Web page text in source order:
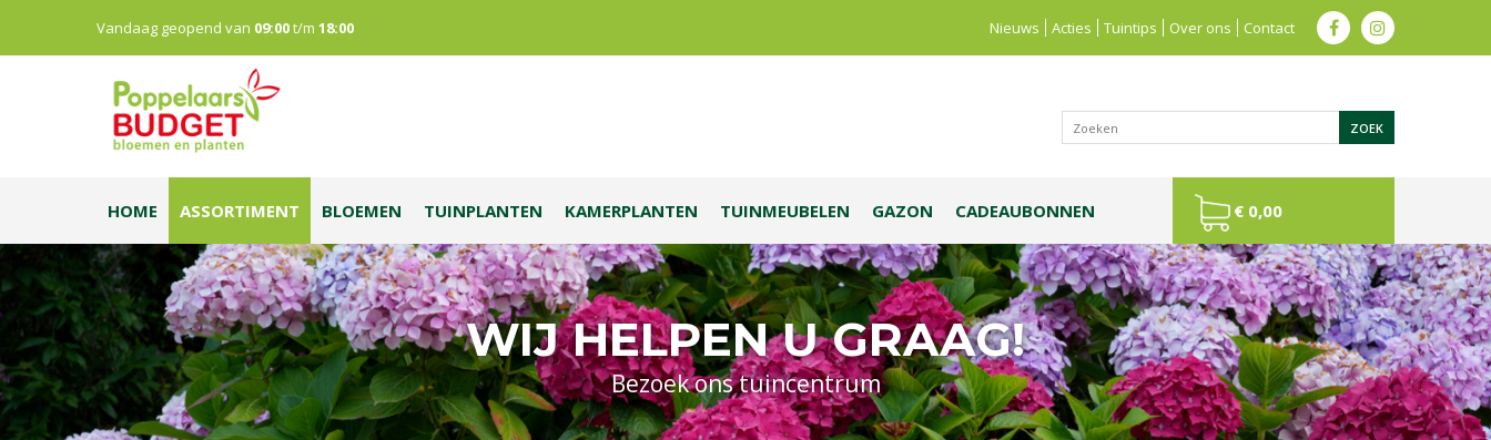
WIJ HELPEN U GRAAG!
Bezoek ons tuincentrum
Vandaag geopend van 09:00t/m 18:00 Nieuws Acties Tuintips Over ons Contact
HOME ASSORTIMENT BLOEMEN TUINPLANTEN KAMERPLANTEN TUINMEUBELEN GAZON CADEAUBONNEN € 0,00